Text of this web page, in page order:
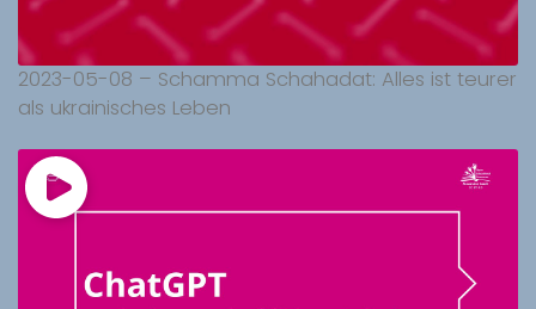
2023-05-08 – Schamma Schahadat: Alles ist teurer
als ukrainisches Leben